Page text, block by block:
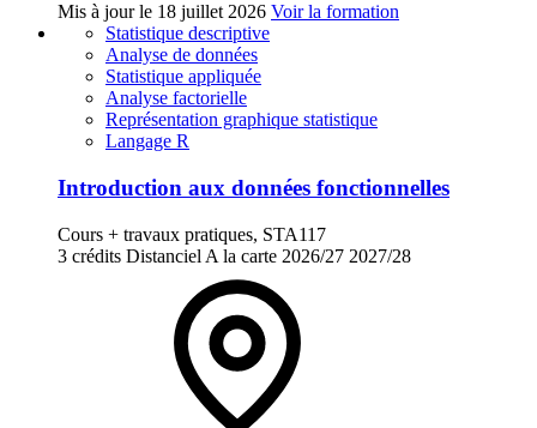
Mis à jour le 18 juillet 2026 Voir la formation
Statistique descriptive
Analyse de données
Statistique appliquée
Analyse factorielle
Représentation graphique statistique
Langage R
Introduction aux données fonctionnelles
Cours + travaux pratiques, STA117
3 crédits Distanciel A la carte 2026/27 2027/28